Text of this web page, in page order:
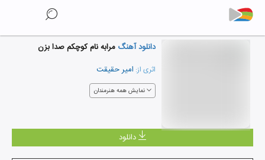
دانلود آهنگ مرابه نام کوچکم صدا بزن
اثری از: امیر حقیقت
نمایش همه هنرمندان
دانلود